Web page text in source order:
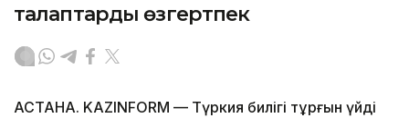
талаптарды өзгертпек
АСТАНА. KAZINFORM — Түркия билігі тұрғын үйді